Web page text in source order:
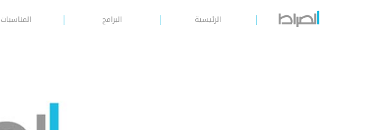
الرئيسية البرامج المناسبات